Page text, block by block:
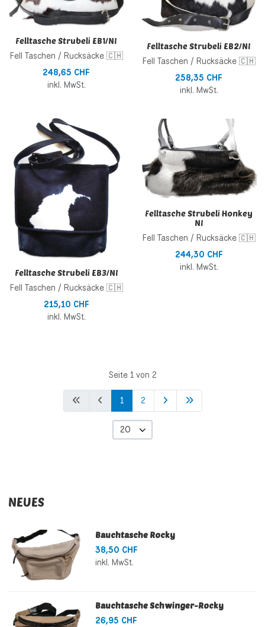
Schnellansicht
Felltasche Strubeli EB1/NI
Fell Taschen / Rucksäcke 🇨🇭
248,65 CHF
inkl. MwSt.
Felltasche Strubeli EB2/NI
Fell Taschen / Rucksäcke 🇨🇭
258,35 CHF
inkl. MwSt.
Zur Wunschliste hinzufügen
Zur Vergleichsliste hinzufügen
Schnellansicht
Felltasche Strubeli EB3/NI
Fell Taschen / Rucksäcke 🇨🇭
215,10 CHF
inkl. MwSt.
Felltasche Strubeli Honkey
NI
Fell Taschen / Rucksäcke 🇨🇭
244,30 CHF
inkl. MwSt.
Seite 1 von 2
1 2
20
NEUES
Bauchtasche Rocky
38,50 CHF
inkl. MwSt.
Bauchtasche Schwinger-Rocky
26,95 CHF